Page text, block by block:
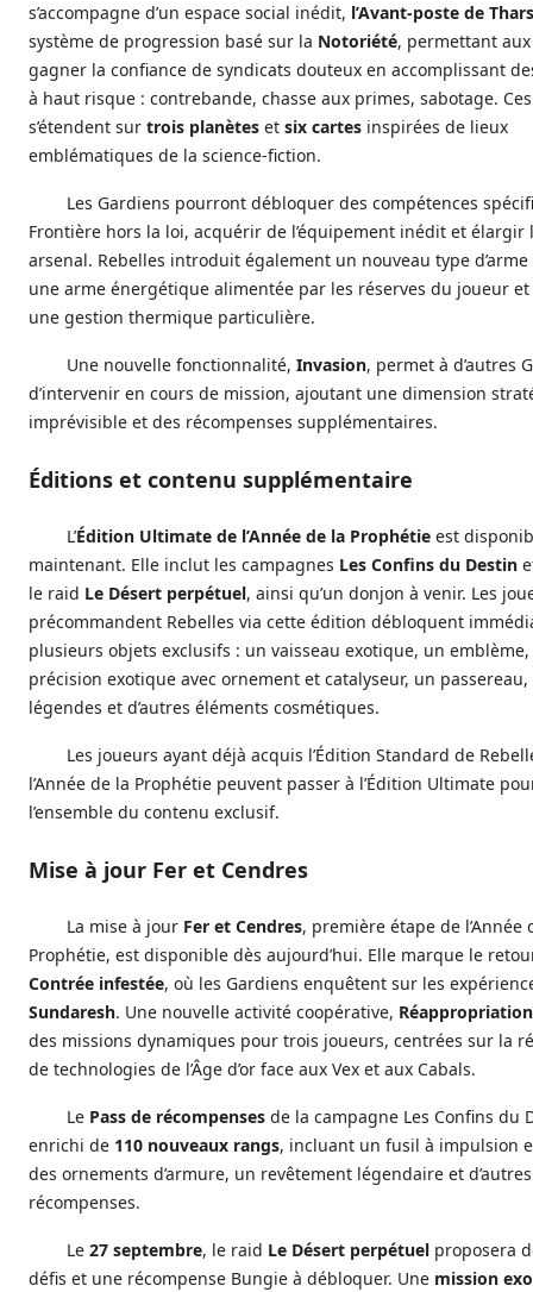
s’accompagne d’un espace social inédit, l’Avant-poste de
système de progression basé sur la Notoriété, permettant
gagner la confiance de syndicats douteux en accomplissant
à haut risque : contrebande, chasse aux primes, sabotage.
s’étendent sur trois planètes et six cartes inspirées de lieux
emblématiques de la science-fiction.
Les Gardiens pourront débloquer des compétences
Frontière hors la loi, acquérir de l’équipement inédit et élargir
arsenal. Rebelles introduit également un nouveau type
une arme énergétique alimentée par les réserves du joueur et
une gestion thermique particulière.
Une nouvelle fonctionnalité, Invasion, permet à d’autres
d’intervenir en cours de mission, ajoutant une dimension
imprévisible et des récompenses supplémentaires.
Éditions et contenu supplémentaire
L’Édition Ultimate de l’Année de la Prophétie est
maintenant. Elle inclut les campagnes Les Confins du Destin
le raid Le Désert perpétuel, ainsi qu’un donjon à venir. Les
précommandent Rebelles via cette édition débloquent
plusieurs objets exclusifs : un vaisseau exotique, un
précision exotique avec ornement et catalyseur, un
légendes et d’autres éléments cosmétiques.
Les joueurs ayant déjà acquis l’Édition Standard de
l’Année de la Prophétie peuvent passer à l’Édition Ultimate
l’ensemble du contenu exclusif.
Mise à jour Fer et Cendres
La mise à jour Fer et Cendres, première étape de l’Année
Prophétie, est disponible dès aujourd’hui. Elle marque le
Contrée infestée, où les Gardiens enquêtent sur les
Sundaresh. Une nouvelle activité coopérative, Réappropriation
des missions dynamiques pour trois joueurs, centrées sur la
de technologies de l’Âge d’or face aux Vex et aux Cabals.
Le Pass de récompenses de la campagne Les Confins du
enrichi de 110 nouveaux rangs, incluant un fusil à impulsion
des ornements d’armure, un revêtement légendaire et d’autres
récompenses.
Le 27 septembre, le raid Le Désert perpétuel proposera
défis et une récompense Bungie à débloquer. Une mission